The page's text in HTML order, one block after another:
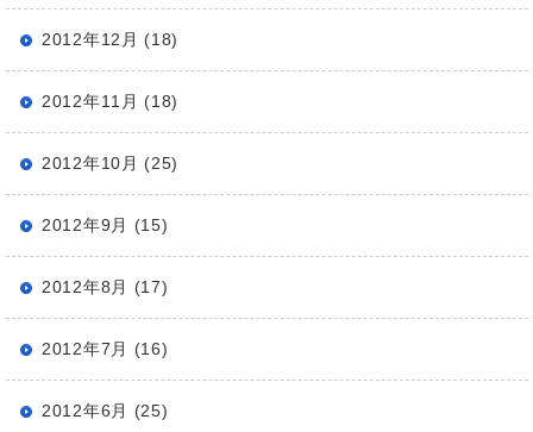
2012年12月 (18)
2012年11月 (18)
2012年10月 (25)
2012年9月 (15)
2012年8月 (17)
2012年7月 (16)
2012年6月 (25)